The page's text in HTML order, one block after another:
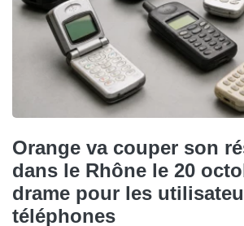
Orange va couper son
dans le Rhône le 20
drame pour les
téléphones